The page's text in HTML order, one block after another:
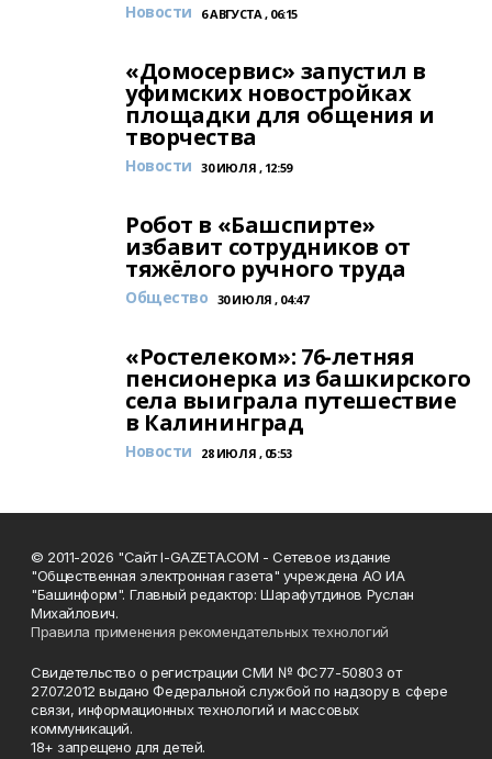
Новости 6 АВГУСТА , 06:15
«Домосервис» запустил в
уфимских новостройках
площадки для общения и
творчества
Новости 30 ИЮЛЯ , 12:59
Робот в «Башспирте»
избавит сотрудников от
тяжёлого ручного труда
Общество 30 ИЮЛЯ , 04:47
«Ростелеком»: 76-летняя
пенсионерка из башкирского
села выиграла путешествие
в Калининград
Новости 28 ИЮЛЯ , 05:53
© 2011-2026 "Сайт I-GAZETA.COM - Сетевое издание
"Общественная электронная газета" учреждена АО ИА
"Башинформ". Главный редактор: Шарафутдинов Руслан
Михайлович.
Правила применения рекомендательных технологий
Свидетельство о регистрации СМИ № ФС77-50803 от
27.07.2012 выдано Федеральной службой по надзору в сфере
связи, информационных технологий и массовых
коммуникаций.
18+ запрещено для детей.